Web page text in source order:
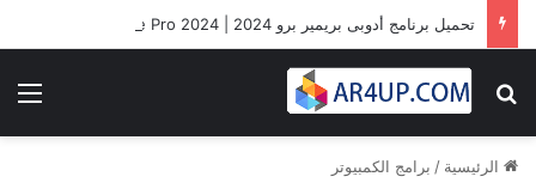
بحث عن
الرئيسية / برامج الكمبيوتر